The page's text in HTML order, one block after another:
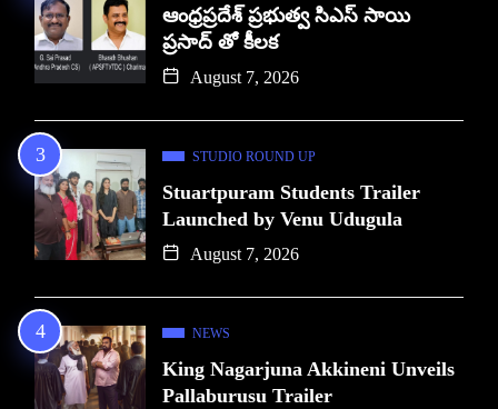
ఆంధ్రప్రదేశ్ ప్రభుత్వ సిఎస్ సాయి
ప్రసాద్ తో కీలక
August 7, 2026
STUDIO ROUND UP
Stuartpuram Students Trailer
Launched by Venu Udugula
August 7, 2026
NEWS
King Nagarjuna Akkineni Unveils
Pallaburusu Trailer